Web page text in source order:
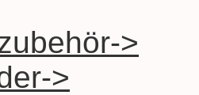
>
>